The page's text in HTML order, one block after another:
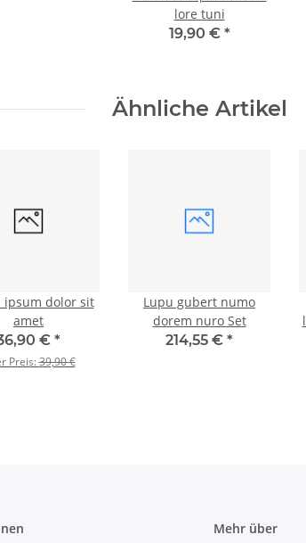
lore tuni
19,90 € *
Ähnliche Artikel
ipsum dolor sit
amet
€ *
Preis:39,90 €
Lupu gubert numo
dorem nuro Set
214,55 € *
Mehr über